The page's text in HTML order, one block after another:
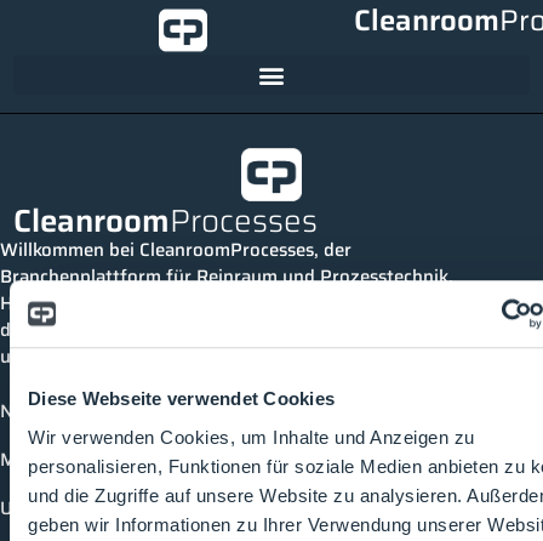
Diese Webseite verwendet Cookies
Wir verwenden Cookies, um Inhalte und Anzeigen zu
personalisieren, Funktionen für soziale Medien anbieten zu
und die Zugriffe auf unsere Website zu analysieren.
geben wir Informationen zu Ihrer Verwendung unserer
Cleanroom
CleanroomProcesses
Willkommen bei CleanroomProcesses, der
Branchenplattform für Reinraum und Prozesstechnik.
Hier bleibst du immer auf dem neuesten Stand, kannst
dich mit anderen verknüpfen und alle relevanten Themen
und Events der Branche entdecken.
News
Mediathek
Unternehmen